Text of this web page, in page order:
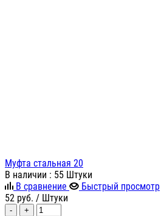
Муфта стальная 20
В наличии : 55 Штуки
В сравнение
Быстрый просмотр
52 руб. / Штуки
- +